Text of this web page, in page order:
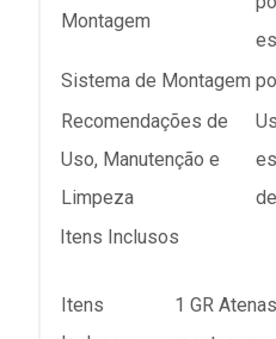
Montagem
Sistema de Montagem
Recomendações de
Uso, Manutenção e
Limpeza
Itens Inclusos
Itens
1 GR